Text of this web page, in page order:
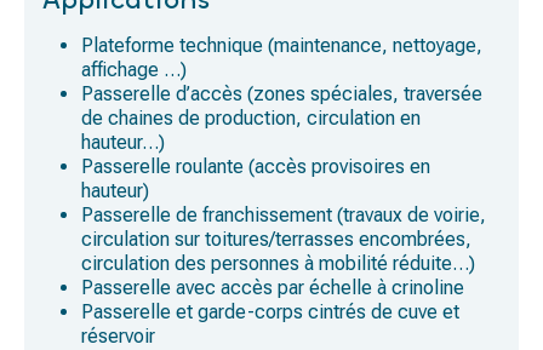
Plateforme technique (maintenance, nettoyage,
affichage …)
Passerelle d’accès (zones spéciales, traversée
de chaines de production, circulation en
hauteur…)
Passerelle roulante (accès provisoires en
hauteur)
Passerelle de franchissement (travaux de voirie,
circulation sur toitures/terrasses encombrées,
circulation des personnes à mobilité réduite…)
Passerelle avec accès par échelle à crinoline
Passerelle et garde-corps cintrés de cuve et
réservoir